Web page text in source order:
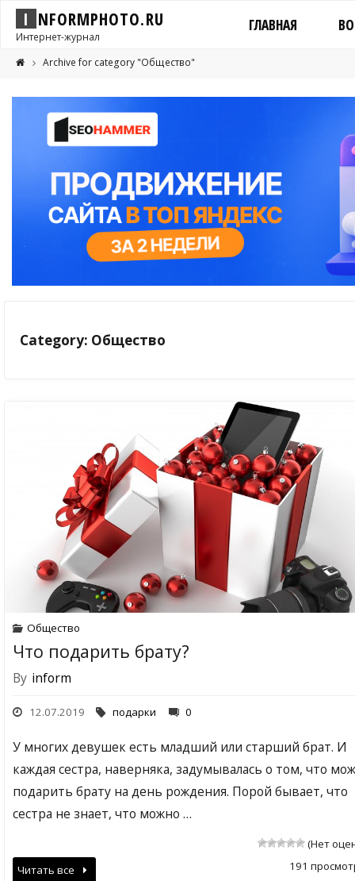
I NFORMPHOTO.RU
Интернет-журнал
ГЛАВНАЯ
Archive for category "Общество"
Category: Общество
Общество
Что подарить брату?
By inform
12.07.2019 подарки 0
У многих девушек есть младший или старший брат. И
каждая сестра, наверняка, задумывалась о том, что
подарить брату на день рождения. Порой бывает, что
сестра не знает, что можно …
(Нет
191
Читать все